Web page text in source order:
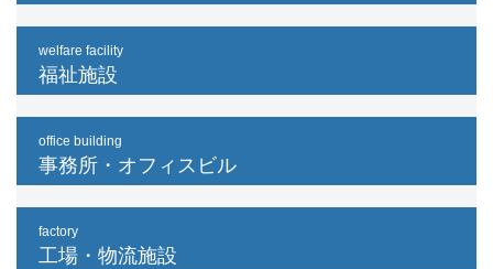
welfare facility
福祉施設
office building
事務所・オフィスビル
factory
工場・物流施設